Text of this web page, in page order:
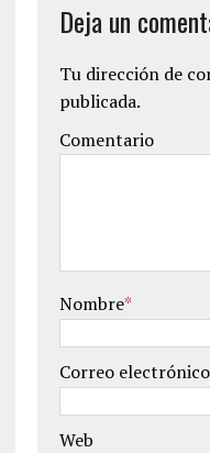
Deja un
Tu dirección de
publicada.
Comentario
Nombre*
Correo electrónico
Web